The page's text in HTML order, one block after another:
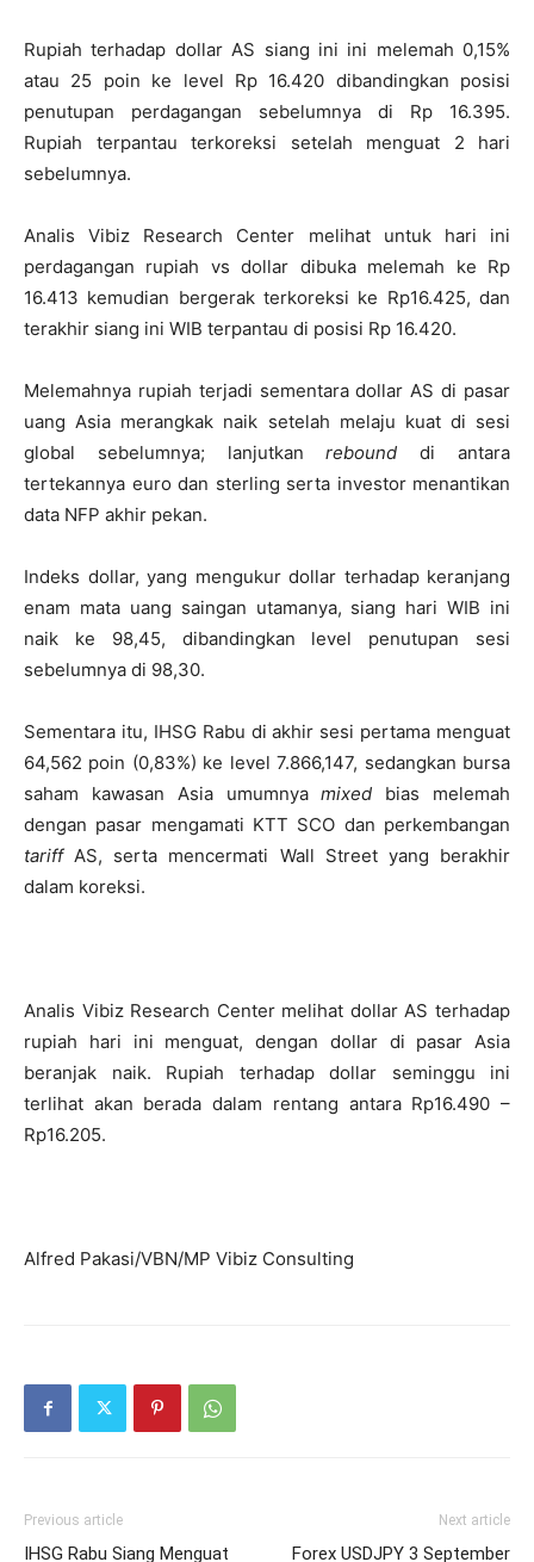
Rupiah terhadap dollar AS siang ini ini melemah 0,15%
atau 25 poin ke level Rp 16.420 dibandingkan posisi
penutupan perdagangan sebelumnya di Rp 16.395.
Rupiah terpantau terkoreksi setelah menguat 2 hari
sebelumnya.
Analis Vibiz Research Center melihat untuk hari ini
perdagangan rupiah vs dollar dibuka melemah ke Rp
16.413 kemudian bergerak terkoreksi ke Rp16.425, dan
terakhir siang ini WIB terpantau di posisi Rp 16.420.
Melemahnya rupiah terjadi sementara dollar AS di pasar
uang Asia merangkak naik setelah melaju kuat di sesi
global sebelumnya; lanjutkanrebound di antara
tertekannya euro dan sterling serta investor menantikan
data NFP akhir pekan.
Indeks dollar, yang mengukur dollar terhadap keranjang
enam mata uang saingan utamanya, siang hari WIB ini
naik ke 98,45, dibandingkan level penutupan sesi
sebelumnya di 98,30.
Sementara itu, IHSG Rabu di akhir sesi pertama menguat
64,562 poin (0,83%) ke level 7.866,147, sedangkan bursa
saham kawasan Asia umumnyamixed bias melemah
dengan pasar mengamati KTT SCO dan perkembangan
tariffAS, serta mencermati Wall Street yang berakhir
dalam koreksi.
Analis Vibiz Research Center melihat dollar AS terhadap
rupiah hari ini menguat, dengan dollar di pasar Asia
beranjak naik. Rupiah terhadap dollar seminggu ini
terlihat akan berada dalam rentang antara Rp16.490 –
Rp16.205.
Alfred Pakasi/VBN/MP Vibiz Consulting
Previous article
IHSG Rabu Siang Menguat
Next article
Forex USDJPY 3 September